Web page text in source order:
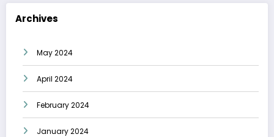
Archives
May 2024
April 2024
February 2024
January 2024